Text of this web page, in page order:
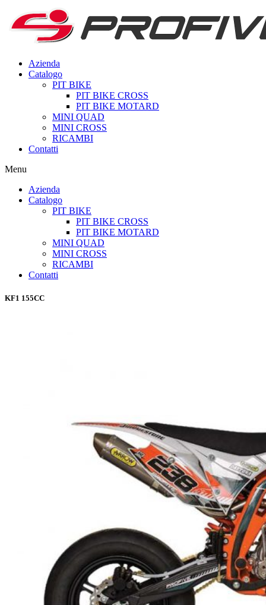
Azienda
Catalogo
PIT BIKE
PIT BIKE CROSS
PIT BIKE MOTARD
MINI QUAD
MINI CROSS
RICAMBI
Contatti
Menu
Azienda
Catalogo
PIT BIKE
PIT BIKE CROSS
PIT BIKE MOTARD
MINI QUAD
MINI CROSS
RICAMBI
Contatti
KF1 155CC